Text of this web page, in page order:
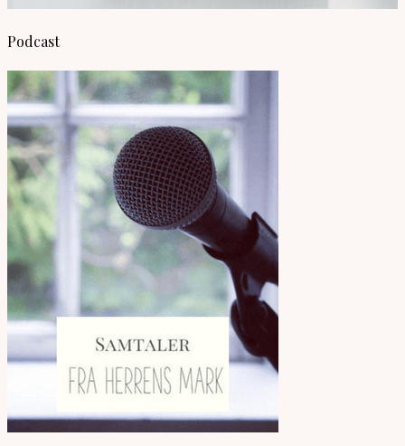
Podcast